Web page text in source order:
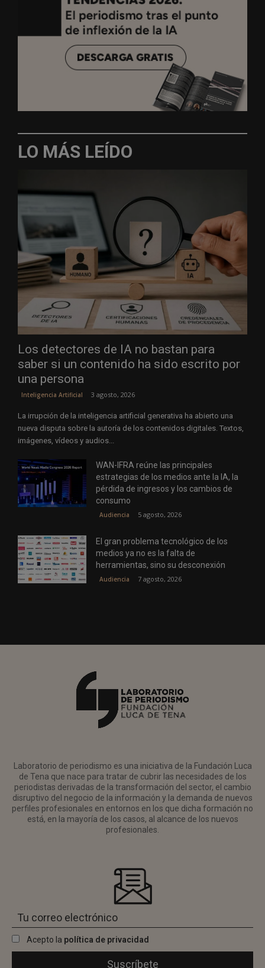
LO MÁS LEÍDO
Los detectores de IA no bastan para
saber si un contenido ha sido escrito por
una persona
Inteligencia Artificial 3 agosto, 2026
La irrupción de la inteligencia artificial generativa ha abierto una
nueva disputa sobre la autoría de los contenidos digitales. Textos,
imágenes, vídeos y audios...
WAN-IFRA reúne las principales
estrategias de los medios ante la IA, la
pérdida de ingresos y los cambios de
consumo
Audiencia 5 agosto, 2026
El gran problema tecnológico de los
medios ya no es la falta de
herramientas, sino su desconexión
Audiencia 7 agosto, 2026
Laboratorio de periodismo es una iniciativa de la Fundación Luca
de Tena que nace para tratar de cubrir las necesidades de los
periodistas derivadas de la transformación del sector, el cambio
disruptivo del negocio de la información y la demanda de nuevos
perfiles profesionales en entornos en los que dicha formación no
está, en la mayoría de los casos, al alcance de los nuevos
profesionales.
Acepto la política de privacidad